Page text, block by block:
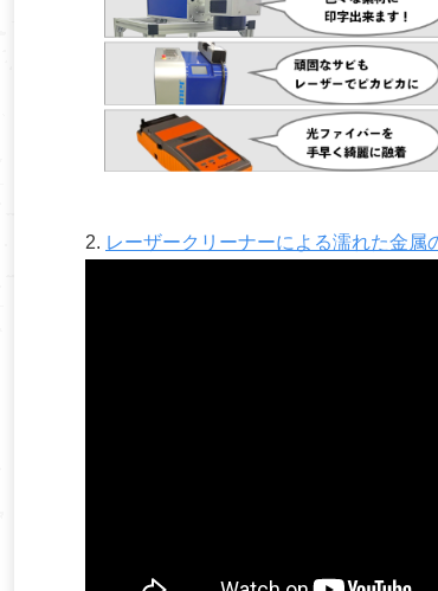
2. レーザークリーナーによる濡れた金属